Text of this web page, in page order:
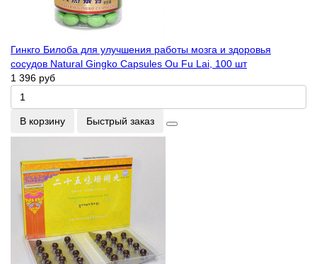
Гинкго Билоба для улучшения работы мозга и здоровья
сосудов Natural Gingko Capsules Ou Fu Lai, 100 шт
1 396 руб
В корзину Быстрый заказ